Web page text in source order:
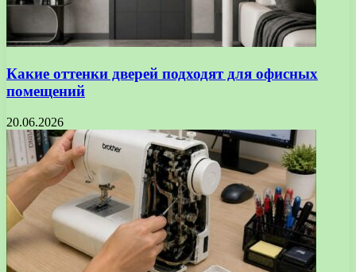
Какие оттенки дверей подходят для офисных
помещений
20.06.2026